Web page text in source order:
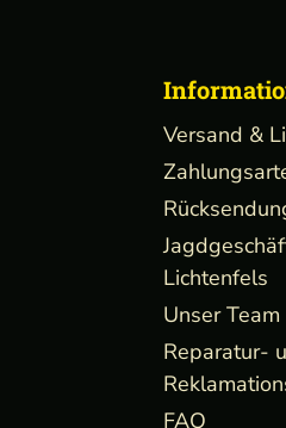
Versand &
Lichtenfels
Unser Team
Reparatur-
FAQ